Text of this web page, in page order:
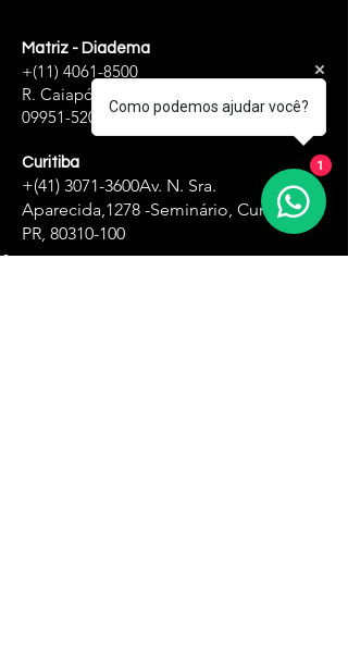
Matriz - Diadema
+(11) 4061-8500
R. Caiapós, 98/110 - Diadema - SP,
09951-520
Curitiba
+(41) 3071-3600Av. N. Sra.
Aparecida,1278 -Seminário, Curitiba -
PR, 80310-100
Como podemos ajudar você?
1